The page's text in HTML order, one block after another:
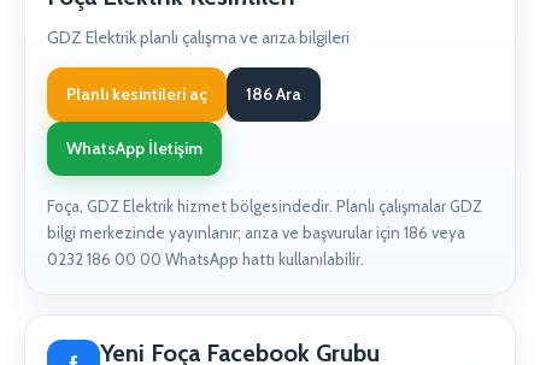
GDZ Elektrik planlı çalışma ve arıza bilgileri
Planlı kesintileri aç 186 Ara
WhatsApp İletişim
Foça, GDZ Elektrik hizmet bölgesindedir. Planlı çalışmalar GDZ
bilgi merkezinde yayınlanır; arıza ve başvurular için 186 veya
0232 186 00 00 WhatsApp hattı kullanılabilir.
Yeni Foça Facebook Grubu